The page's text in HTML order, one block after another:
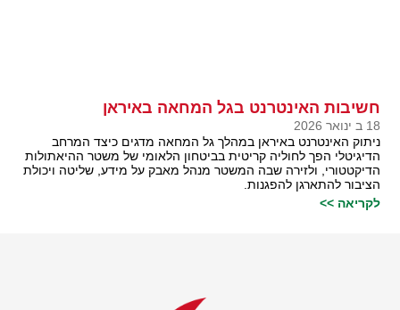
חשיבות האינטרנט בגל המחאה באיראן
18 ב ינואר 2026
ניתוק האינטרנט באיראן במהלך גל המחאה מדגים כיצד המרחב
הדיגיטלי הפך לחוליה קריטית בביטחון הלאומי של משטר ההיאתולות
הדיקטטורי, ולזירה שבה המשטר מנהל מאבק על מידע, שליטה ויכולת
הציבור להתארגן להפגנות.
לקריאה >>